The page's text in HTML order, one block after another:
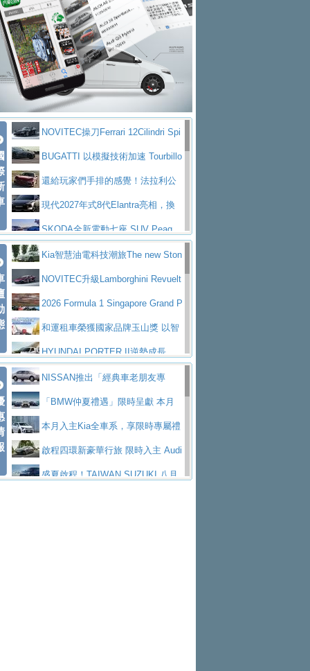
展示中心開幕
熱血登場 展現極致車技與專業職人精神
H2GP世界總決賽圓滿落幕 台灣團
隊表現精彩淨零減碳指標性應用 純電動水泥預
拌車 消防車除了滅火裝備還需要什麼？
一探SITRAK “準” 消防車的究竟
大益金龍初試啼聲，汽柴油5噸貨車
不是對手正宗年鑑2025年全球自動車年鑑1月
下旬問世！2024第六屆ISUZU運轉職人挑戰賽
首度前進南台灣熱烈開戰
豪華電能休旅新星 Audi Q4 Sportba
ck 55 e-tron S lineScania Taiwan 逆風而行，加深力
道投資布局
起展開首批車交車
Volvo EX60 即將叩關，靜肅性、底
盤與數位介面搶先揭露
Audi Q9 將於 2026 年底上市 旗艦
大型 SUV 鎖定七人座豪華市場
BMW攜手漫威電影【蜘蛛人：重生
日】 Skoda 發表全新 Peaq 內裝：七人
座純電旗艦 SUV，行李廂最大可達 935 公
升
全新純電 Mercedes-Benz C 400 4
MATIC Electric 登場
奢華與科技大躍進，MAZDA全新3
代CX-5全方位進化提前亮相並展開預售94.9
萬起
馬自達公布 2027 年式 MX-5 更
新，新增 Yakudo 特別版
Skoda Peaq 發表全新電動動力系
統 最長續航逾 640 公里、支援雙向供電
BMW M2 首度導入 xDrive 四驅，
美國與瑞士需求成關鍵推手
The all-new T-Roc 魅力 自成焦點
Maserati GT2 Stradale「Tribute to
MC12」全球首度亮相
迎接 RANGE ROVER 品牌家族第
五位成員 全新 RANGE ROVER GT 預告登
場
造型華麗時尚、科技座艙再進化，P
eugeot 208小改款發表上市94.8萬起
NOVITEC操刀Ferrari 12Cilindri Spi
der 碳纖維空力、鍛造輪圈與Inconel排氣
上身
BUGATTI 以模擬技術加速 Tourbillo
n 動態開發還給玩家們手排的感覺！法拉利公
布12Cilidri Manaule手排超跑產品細節
現代2027年式8代Elantra亮相，換
裝更銳利的造型、更先進的資訊娛樂系統及
更高效的動力
SKODA全新電動七座 SUV Peaq
問世，擁有品牌史上最寬敞且豪華的座艙
AUDI推出首款高性能油電超跑Nuvo
lari，0到100公里加速2.6秒、極速350公里
／小時
百年三叉戟傳奇再啟程 Maserati 重
返 1000 Miglia 傳承競速榮耀
法拉利首款純電跑車Luce亮相，最
大馬力超過1000匹並具備530公里最大續航
里程
小車大空間、座艙科技更先進，SK
ODA發表全新純電跨界休旅Eipq祭平民化車
價89萬起
賓士AMG.EA專屬平台首作，Merc
edes-AMG 全新GT 4-Door Coupe全球首發
福斯推出首款GTI純電性能掀背ID.
Polo GTI，擁有226匹馬力和零百加速 6.8
秒的實力
Jaguar 公布四門 GT車款正式車名
為JAGUAR TYPE 01
終於跟上進度，LEXUS發表首款三
排六座純電旗艦休旅 TZ
有錢也買不到的Golf R！福斯打造
全新Golf R 24h賽車將挑戰紐柏林24小時耐
SKODA公布全新小型純電跨界休旅
Kia智慧油電科技潮旅The new Ston
ic 1-7月累計銷量創歷史新高
NOVITEC升級Lamborghini Revuelt
o 綜效輸出增至1,048匹
2026 Formula 1 Singapore Grand P
rix 新加坡大獎賽 Audi 極速之旅開放報名
和運租車榮獲國家品牌玉山獎 以智
慧移動與綠能創新
HYUNDAI PORTER II逆勢成長，
勇奪中型貨車銷售冠軍
父親節霸氣獻禮！PGO 威力125 最
低入手價 $60,900 起 省油ｘ安全ｘ大空間
陪爸爸輕鬆
福斯商旅挺頭家 推出「德系質感 精
算圓夢」專案yundai推出AllDayEnergy能源服
務 讓電動車化身行動儲能系統
NISSAN X-TRAIL 上市首月銷量
躋身同級前3名Toyota歐洲純電車銷量翻倍 2026
NISSAN推出「經典車老朋友專
案」 以匠人精神煥新珍品座駕
「BMW仲夏禮遇」限時呈獻 本月
入主即享尊榮豪華五星假期 多元優購方案
同步實施
本月入主Kia全車系，享限時專屬禮
遇 啟程四環新豪華行旅 限時入主 Audi
A6 旗艦陣容 低月付5,888元起及3 年乙式險
盛夏啟程！TAIWAN SUZUKI 八月